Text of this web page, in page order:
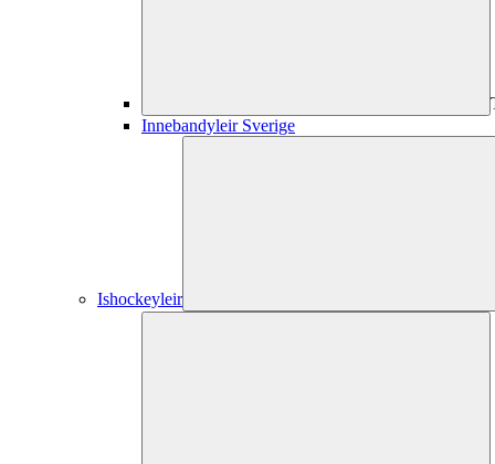
Innebandyleir Sverige
Ishockeyleir